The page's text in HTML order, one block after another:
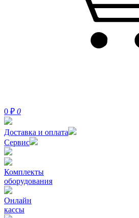
0 ₽ 0
Доставка и оплата
Сервис
Комплекты
оборудования
Онлайн
кассы